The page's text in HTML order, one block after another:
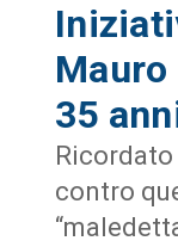
35
contro